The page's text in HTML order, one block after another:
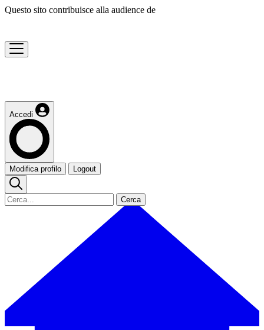
Questo sito contribuisce alla audience de
Accedi
Modifica profilo Logout
Cerca